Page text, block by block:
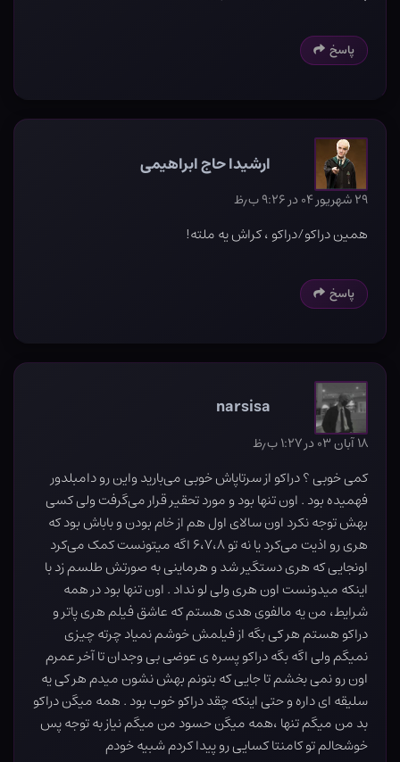
پاسخ
ارشیدا حاج ابراهیمی
۲۹ شهریور ۰۴ در ۹:۲۶ ب٫ظ
همین دراکو/دراکو ، کراش یه ملته!‍
پاسخ
narsisa
کمی خوبی ؟ دراکو از سرتاپاش خوبی می‌بارید واین رو دامبلدور
فهمیده بود . اون تنها بود و مورد تحقیر قرار می‌گرفت ولی کسی
بهش توجه نکرد اون سالای اول هم از خام بودن و باباش بود که
هری رو اذیت می‌کرد یا نه تو ۶،۷،۸ اگه میتونست کمک می‌کرد
اونجایی که هری دستگیر شد و هرماینی به صورتش طلسم زد با
اینکه میدونست اون هری ولی لو نداد . اون تنها بود در همه
شرایط، من یه مالفوی هدی هستم که عاشق فیلم هری پاتر و
دراکو هستم هر کی بگه از فیلمش خوشم نمیاد چرته چیزی
نمیگم ولی اگه بگه دراکو پسره ی عوضی بی وجدان تا آخر عمرم
اون رو نمی بخشم تا جایی که بتونم بهش نشون میدم هر کی یه
سلیقه ای داره و حتی اینکه چقد دراکو خوب بود . همه میگن دراکو
بد من میگم تنها ،همه میگن حسود من میگم نیاز به توجه پس
خوشحالم تو کامنتا کسایی رو پیدا کردم شبیه خودم